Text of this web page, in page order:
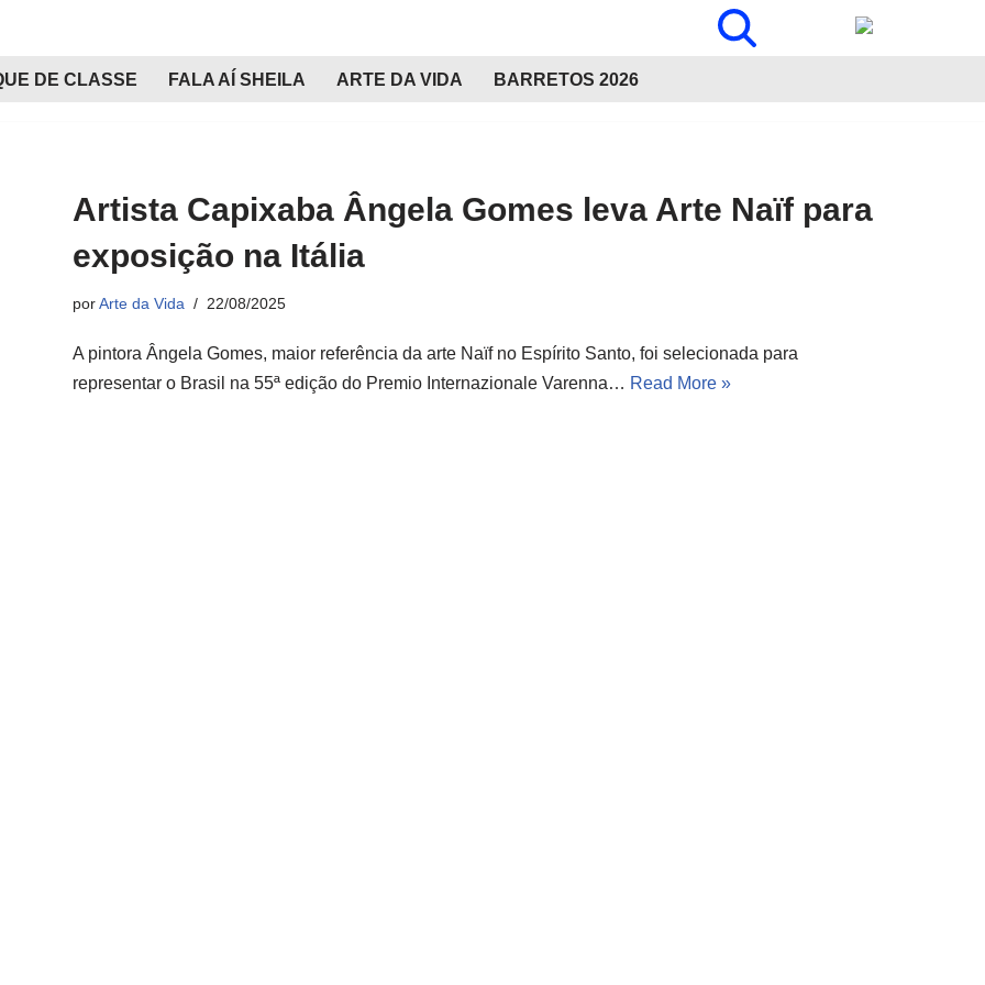
DE CLASSE FALA AÍ SHEILA ARTE DA VIDA BARRETOS 2026
Artista Capixaba Ângela Gomes leva Arte Naïf para
exposição na Itália
porArte da Vida 22/08/2025
A pintora Ângela Gomes, maior referência da arte Naïf no Espírito Santo, foi selecionada para
representar o Brasil na 55ª edição do Premio Internazionale Varenna… Read More »